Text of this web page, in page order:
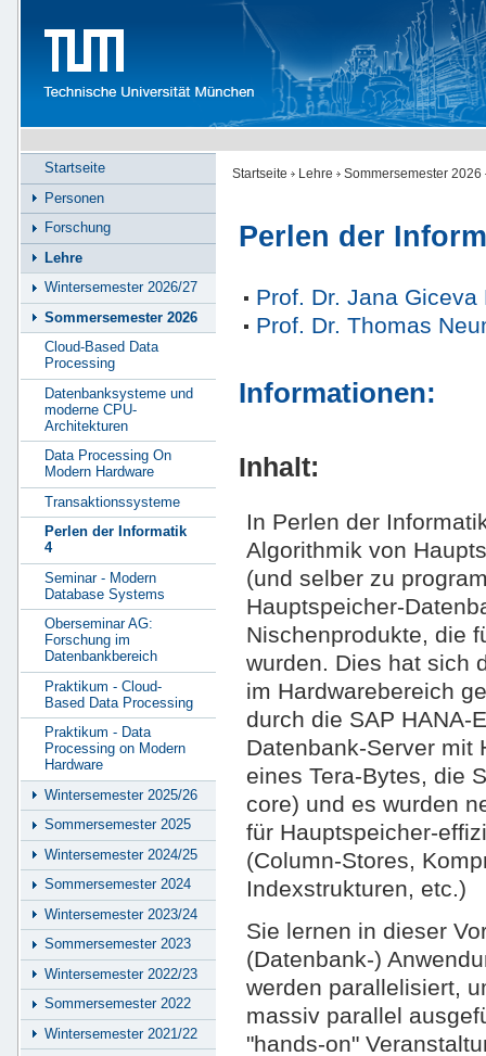
Startseite Lehre Sommersemester 2026
Perlen der
Prof. Dr. Jana
Prof. Dr. Thomas
Informationen:
Inhalt:
In Perlen der
Algorithmik von
(und selber zu
Hauptspeicher-
Nischenprodukte, die
wurden. Dies hat sich
im Hardwarebereich
durch die SAP HANA-
Datenbank-Server mit
eines Tera-Bytes, die
core) und es wurden
für Hauptspeicher-
(Column-Stores,
Indexstrukturen, etc.)
Sie lernen in dieser
(Datenbank-)
werden parallelisiert,
massiv parallel
"hands-on"
Startseite
Personen
Forschung
Lehre
Wintersemester 2026/27
Sommersemester 2026
Cloud-Based Data
Processing
Datenbanksysteme und
moderne CPU-
Architekturen
Data Processing On
Modern Hardware
Transaktionssysteme
Perlen der Informatik
4
Seminar - Modern
Database Systems
Oberseminar AG:
Forschung im
Datenbankbereich
Praktikum - Cloud-
Based Data Processing
Praktikum - Data
Processing on Modern
Hardware
Wintersemester 2025/26
Sommersemester 2025
Wintersemester 2024/25
Sommersemester 2024
Wintersemester 2023/24
Sommersemester 2023
Wintersemester 2022/23
Sommersemester 2022
Wintersemester 2021/22